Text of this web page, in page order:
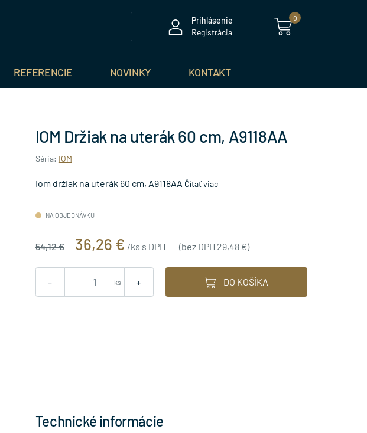
Prihlásenie
Registrácia
0
REFERENCIE NOVINKY KONTAKT
IOM Držiak na uterák 60 cm, A9118AA
Séria: IOM
Iom držiak na uterák 60 cm, A9118AA Čítať viac
NA OBJEDNÁVKU
54,12 € 36,26 € /ks s DPH (bez DPH 29,48 €)
- +
ks DO KOŠÍKA
Technické informácie